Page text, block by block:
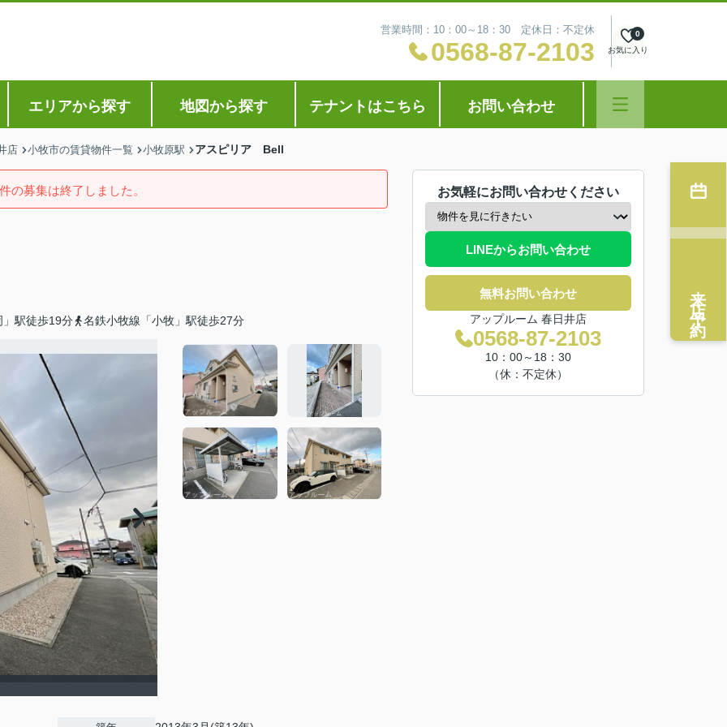
営業時間：10：00～18：30 定休日：不定休
0568-87-2103 お気に入り
0
エリアから探す 地図から探す テナントはこちら お問い合わせ
店 小牧市の賃貸物件一覧 小牧原駅 アスピリア Bell
の募集は終了しました。
駅徒歩19分 名鉄小牧線「小牧」駅徒歩27分
お気軽にお問い合わせください
LINEからお問い合わせ
無料お問い合わせ
アップルーム 春日井店
0568-87-2103
10：00～18：30
（休：不定休）
来店予約